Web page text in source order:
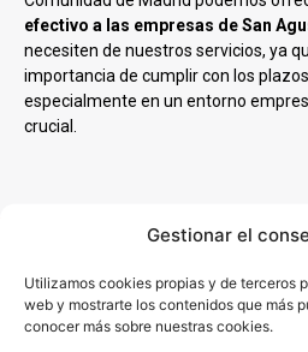
Gestionar el
Utilizamos cookies propias y de terceros
web y mostrarte los contenidos que más
conocer más sobre nuestras cookies.
efectivo a las empresas de San
necesiten de nuestros servicios, ya
importancia de cumplir con los
especialmente en un entorno
crucial.
impresión digital
Agustín del